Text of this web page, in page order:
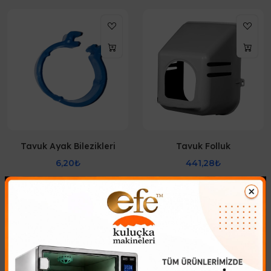
Tavuk Ayak Bilezikleri
6,20₺
Tavuk Ayak Bilezikleri Kanatlı
ırkını cinslerinden ayırmanızı
sağlar ve yaşlarına göre
Tavuk Folluk
441,28₺
Tavuk Folluk her türlü kanatlı
hayvanlar için uygun örneğin
tavuk ördek bıldırcın keklik gibi
kuluçka ya yatan cins tavuklar
için kullanılır..